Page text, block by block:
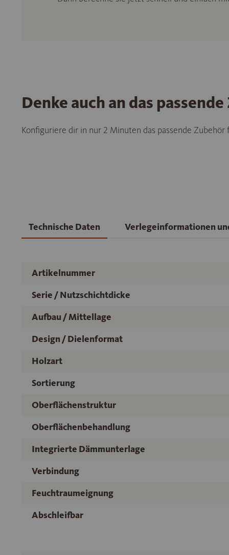
Denke auch an das
Konfiguriere dir in nur 2 Minuten das passende
Technische Daten Verlegeinformationen
Artikelnummer
Serie / Nutzschichtdicke
Aufbau / Mittellage
Design / Dielenformat
Holzart
Sortierung
Oberflächenstruktur
Oberflächenbehandlung
Integrierte Dämmunterlage
Verbindung
Feuchtraumeignung
Abschleifbar